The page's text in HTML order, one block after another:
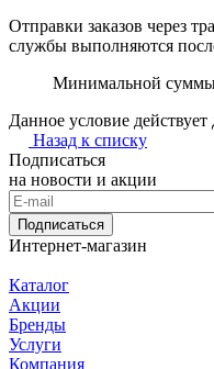
Отправки заказов через
службы выполняются
Минимальной суммы
Данное условие
Назад к списку
Подписаться
на новости и акции
Подписаться
Интернет-магазин
Каталог
Акции
Бренды
Услуги
Компания